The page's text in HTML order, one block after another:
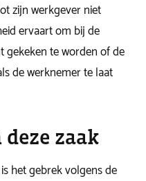
zijn werkgever niet
ervaart om bij de
gekeken te worden of de
de werknemer te laat
zaak
het gebrek volgens de